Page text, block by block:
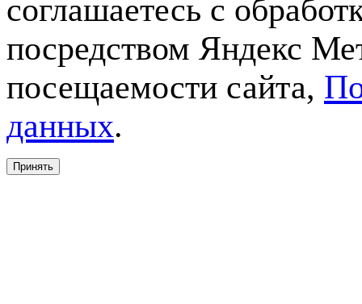
соглашаетесь с
посредством Яндекс
посещаемости сайта,
данных.
Принять